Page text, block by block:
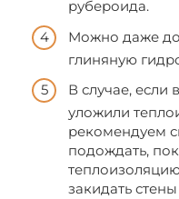
рубероида.
Можно даже
глиняную
В случае, если
уложили
рекомендуем
подождать,
закидать